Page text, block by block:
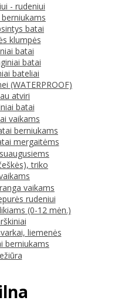
- rudeniui
batai
klumpės
batai
batai
bateliai
(WATERPROOF)
atviri
batai
vaikams
berniukams
mergaitėms
triko
vaikams
rudeniui
(0-12 mėn.)
liemenės
berniukams